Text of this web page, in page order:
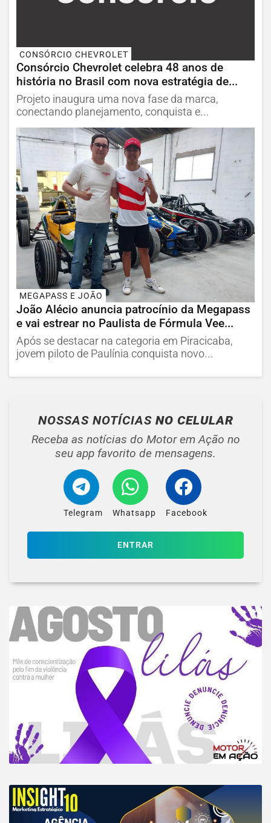
CONSÓRCIO CHEVROLET
Consórcio Chevrolet celebra 48 anos de
história no Brasil com nova estratégia de...
Projeto inaugura uma nova fase da marca,
conectando planejamento, conquista e...
MEGAPASS E JOÃO
João Alécio anuncia patrocínio da Megapass
e vai estrear no Paulista de Fórmula Vee...
Após se destacar na categoria em Piracicaba,
jovem piloto de Paulínia conquista novo...
NOSSAS NOTÍCIAS NO CELULAR
Receba as notícias do Motor em Ação no
seu app favorito de mensagens.
Telegram Whatsapp Facebook
ENTRAR